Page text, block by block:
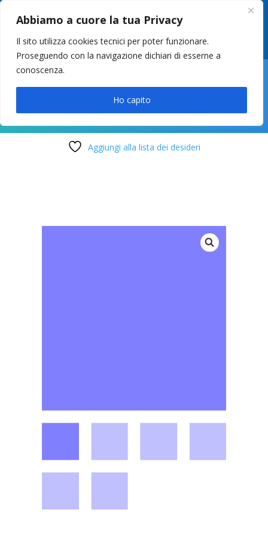
Abbiamo a cuore la tua Privacy
Il sito utilizza cookies tecnici per poter funzionare.
Proseguendo con la navigazione dichiari di esserne a
conoscenza.
Ho capito
049 8627946 –info@cstosetto.it
LUN-VEN 9-12 / 14:30-17
Aggiungi alla lista dei desideri